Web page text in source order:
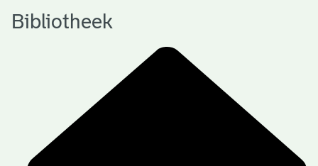
hBibliotheek